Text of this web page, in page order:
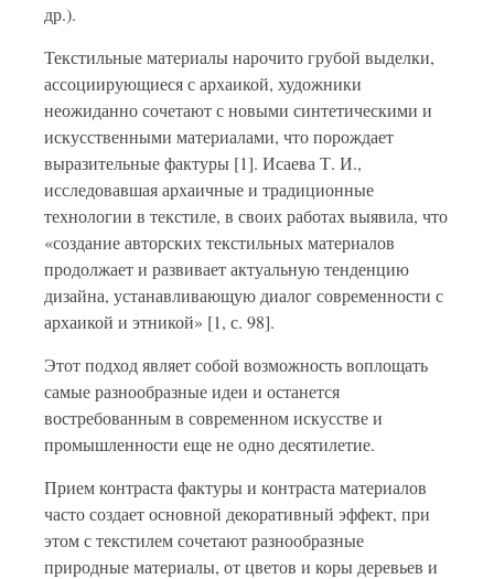
др.).
Текстильные материалы нарочито грубой выделки,
ассоциирующиеся с архаикой, художники
неожиданно сочетают с новыми синтетическими и
искусственными материалами, что порождает
выразительные фактуры [1]. Исаева Т. И.,
исследовавшая архаичные и традиционные
технологии в текстиле, в своих работах выявила, что
«создание авторских текстильных материалов
продолжает и развивает актуальную тенденцию
дизайна, устанавливающую диалог современности с
архаикой и этникой» [1, с. 98].
Этот подход являет собой возможность воплощать
самые разнообразные идеи и останется
востребованным в современном искусстве и
промышленности еще не одно десятилетие.
Прием контраста фактуры и контраста материалов
часто создает основной декоративный эффект, при
этом с текстилем сочетают разнообразные
природные материалы, от цветов и коры деревьев и